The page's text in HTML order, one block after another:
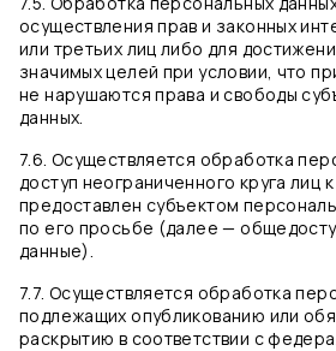
осуществления прав и законных
или третьих лиц либо для
значимых целей при условии, что
не нарушаются права и свободы
данных.
7.6. Осуществляется обработка
доступ неограниченного круга лиц
предоставлен субъектом
по его просьбе (далее —
данные).
7.7. Осуществляется обработка
подлежащих опубликованию или
раскрытию в соответствии с